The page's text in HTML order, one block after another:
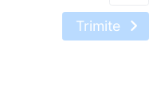
Trimite